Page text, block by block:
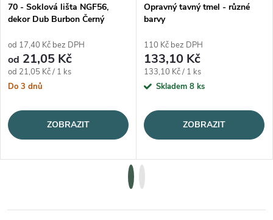
70 - Soklová lišta NGF56,
dekor Dub Burbon Černý
od 17,40 Kč bez DPH
od 21,05 Kč
Měrná cena:
od 21,05 Kč / 1 ks
Do 3 dnů
ZOBRAZIT
Opravný tavný tmel - různé
barvy
110 Kč bez DPH
133,10 Kč
Měrná cena:
133,10 Kč / 1 ks
Skladem 8 ks
ZOBRAZIT